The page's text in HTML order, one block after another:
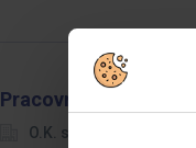
Pracovník údržby -
O.K. solution